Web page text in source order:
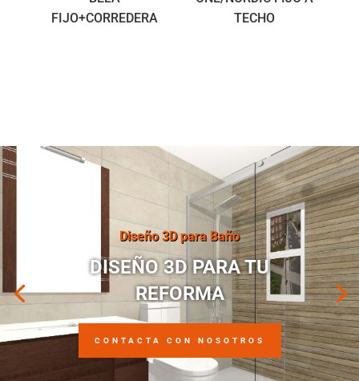
FIJO+CORREDERA
TECHO
Diseño 3D para Baño
DISEÑO 3D PARA TU
REFORMA
CONTACTA CON NOSOTROS